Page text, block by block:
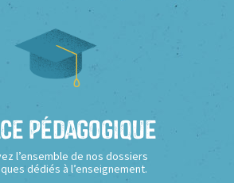
Pédagogique
l’ensemble de nos dossiers
dédiés à l’enseignement.